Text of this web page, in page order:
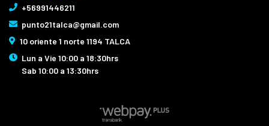
+56991446211
punto21talca@gmail.com
10 oriente 1 norte 1194 TALCA
Lun a Vie 10:00 a 18:30hrs
Sab 10:00 a 13:30hrs